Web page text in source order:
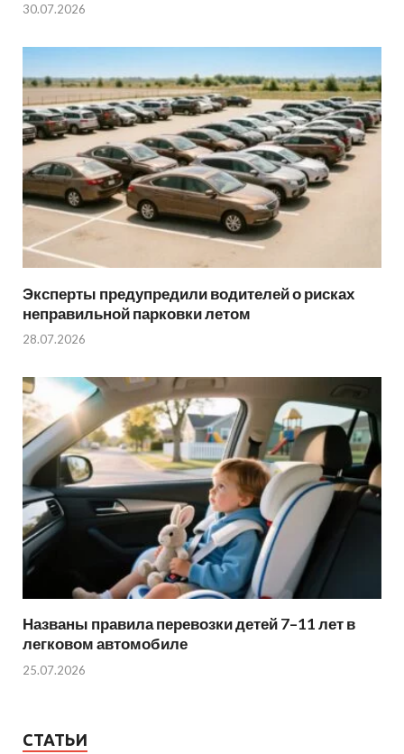
30.07.2026
Эксперты предупредили водителей о рисках
неправильной парковки летом
28.07.2026
Названы правила перевозки детей 7–11 лет в
легковом автомобиле
25.07.2026
СТАТЬИ